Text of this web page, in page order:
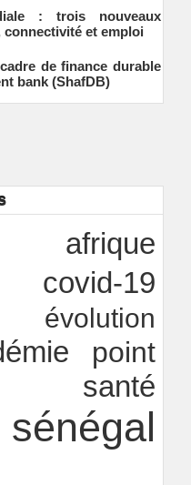
: trois nouveaux
et emploi
de finance durable
bank (ShafDB)
transition et
afrique
covid-19
évolution
point
santé
sénégal